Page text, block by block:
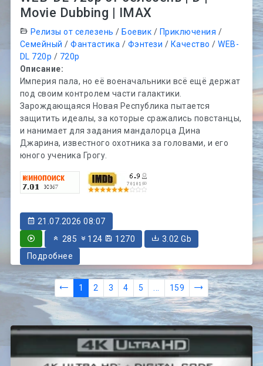
Movie Dubbing | IMAX
Релизы от селезень / Боевик / Приключения /
Семейный /Фантастика / Фэнтези / Качество /WEB-
DL 720p / 720p
Описание:
Империя пала, но её военачальники всё ещё держат
под своим контролем части галактики.
Зарождающаяся Новая Республика пытается
защитить идеалы, за которые сражались повстанцы,
и нанимает для задания мандалорца Дина
Джарина, известного охотника за головами, и его
юного ученика Грогу.
21.07.2026 08:07
285
124 1270
3.02 Gb
Подробнее
1 2 3 4 5 ... 159